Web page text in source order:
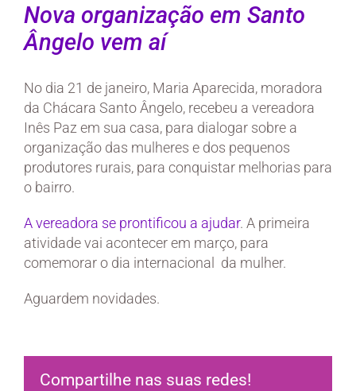
Nova organização em Santo
Ângelo vem aí
No dia 21 de janeiro, Maria Aparecida, moradora
da Chácara Santo Ângelo, recebeu a vereadora
Inês Paz em sua casa, para dialogar sobre a
organização das mulheres e dos pequenos
produtores rurais, para conquistar melhorias para
o bairro.
A vereadora se prontificou a ajudar. A primeira
atividade vai acontecer em março, para
comemorar o dia internacional da mulher.
Aguardem novidades.
Compartilhe nas suas redes!